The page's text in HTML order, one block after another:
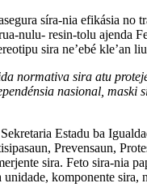
síra-nia efikásia
nulu- resin-tolu ajenda
sira ne’ebé kle’an
normativa sira atu
nasional,
Estadu ba
Prevensaun,
sira. Feto sira-nia
unidade, komponente